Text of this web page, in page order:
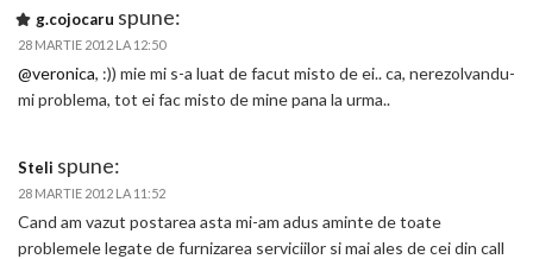
g.cojocaru spune:
28 MARTIE 2012 LA 12:50
@veronica, :)) mie mi s-a luat de facut misto de ei.. ca, nerezolvandu-
mi problema, tot ei fac misto de mine pana la urma..
Steli spune:
28 MARTIE 2012 LA 11:52
Cand am vazut postarea asta mi-am adus aminte de toate
problemele legate de furnizarea serviciilor si mai ales de cei din call